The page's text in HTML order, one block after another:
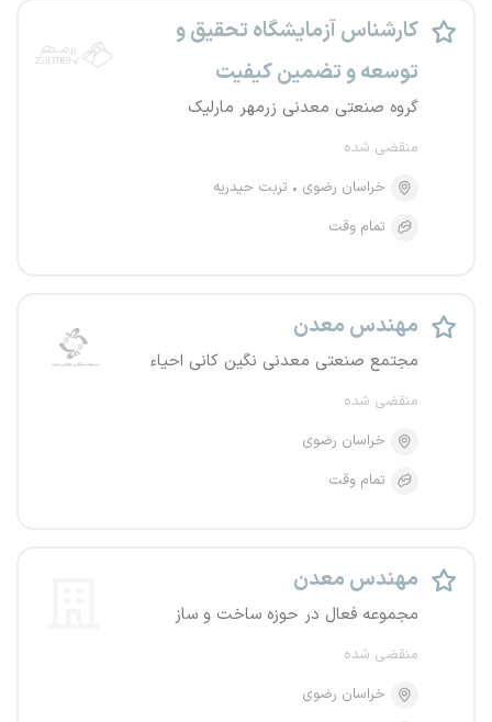
کارشناس آزمایشگاه تحقیق و
توسعه و تضمین کیفیت
گروه صنعتی معدنی زرمهر مارلیک
منقضی شده
خراسان رضوی
تربت حیدریه
تمام وقت
مهندس معدن
مجتمع صنعتی معدنی نگین کانی احیاء
منقضی شده
خراسان رضوی
تمام وقت
مهندس معدن
مجموعه فعال در حوزه ساخت و ساز
منقضی شده
خراسان رضوی